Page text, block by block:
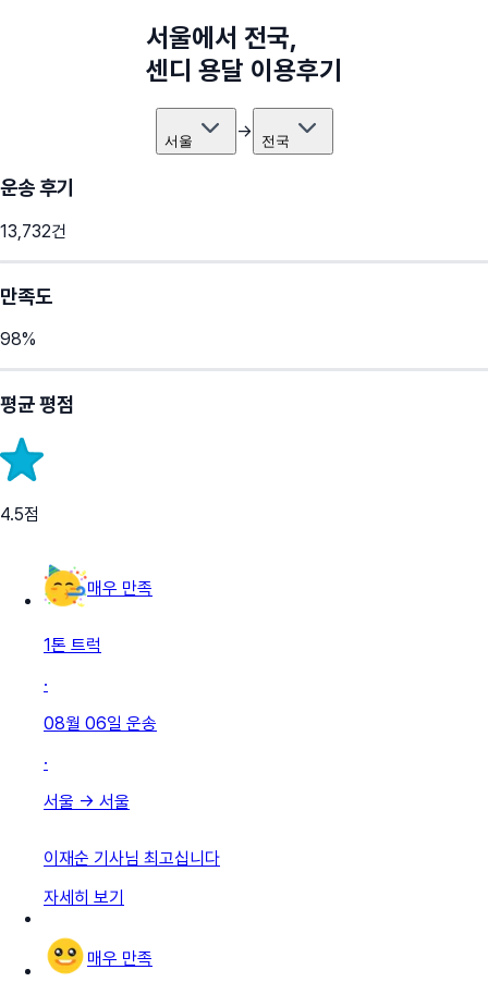
서울에서 전국,
센디 용달 이용후기
서울 → 전국
운송 후기
13,732건
만족도
98%
평균 평점
4.5점
매우 만족
1톤 트럭
·
08월 06일 운송
·
서울 → 서울
이재순 기사님 최고십니다
자세히 보기
매우 만족